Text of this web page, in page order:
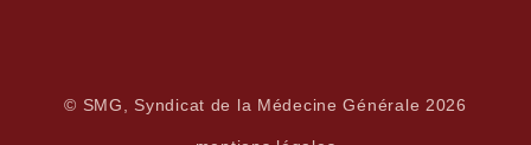
© SMG, Syndicat de la Médecine Générale 2026